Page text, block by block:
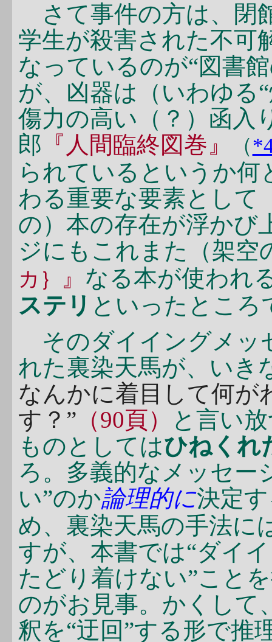
さて事件の方は、閉
学生が殺害された不可
なっているのが“図書
が、凶器は（いわゆる
傷力の高い（？）函入
郎 『人間臨終図巻』 （
られているというか何
わる重要な要素として
の）本の存在が浮かび
ジにもこれまた（架空
カ｝ 』 なる本が使われ
ステリ といったところ
そのダイイングメッ
れた裏染天馬が、いき
なんかに着目して何が
す？” （90頁）
と言い
ものとしてはひねくれ
ろ。多義的なメッセー
い”のか論理的に決定
め、裏染天馬の手法に
すが、本書では“ダイ
たどり着けない”こと
のがお見事。かくして
釈を“迂回”する形で推